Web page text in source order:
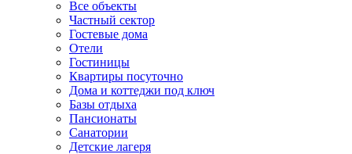
Все объекты
Частный сектор
Гостевые дома
Отели
Гостиницы
Квартиры посуточно
Дома и коттеджи под ключ
Базы отдыха
Пансионаты
Санатории
Детские лагеря